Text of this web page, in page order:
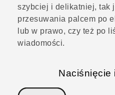
szybciej i delikatniej, tak
przesuwania palcem po
lub w prawo, czy też po
wiadomości.
Naciśnięcie